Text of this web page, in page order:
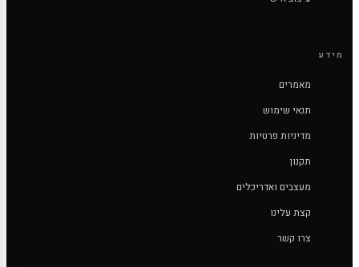
מידע
מאמרים
תנאי שימוש
מדיניות פרטיות
תקנון
מעצבים ואדריכלים
קצת עלינו
צרו קשר